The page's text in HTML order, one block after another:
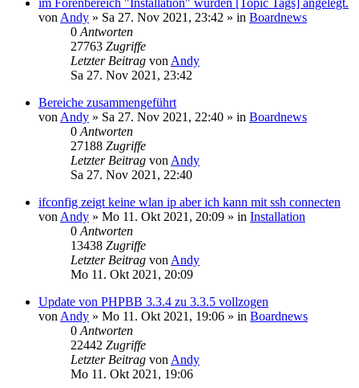
von Andy » Sa 27. Nov 2021, 23:42 » in Boardnews
0 Antworten
27763 Zugriffe
Letzter Beitrag von Andy
Sa 27. Nov 2021, 23:42
Bereiche zusammengeführt
von Andy » Sa 27. Nov 2021, 22:40 » in Boardnews
0 Antworten
27188 Zugriffe
Letzter Beitrag von Andy
Sa 27. Nov 2021, 22:40
ifconfig zeigt keine wlan ip aber ich kann mit ssh connecten
von Andy » Mo 11. Okt 2021, 20:09 » in Installation
0 Antworten
13438 Zugriffe
Letzter Beitrag von Andy
Mo 11. Okt 2021, 20:09
Update von PHPBB 3.3.4 zu 3.3.5 vollzogen
von Andy » Mo 11. Okt 2021, 19:06 » in Boardnews
0 Antworten
22442 Zugriffe
Letzter Beitrag von Andy
Mo 11. Okt 2021, 19:06